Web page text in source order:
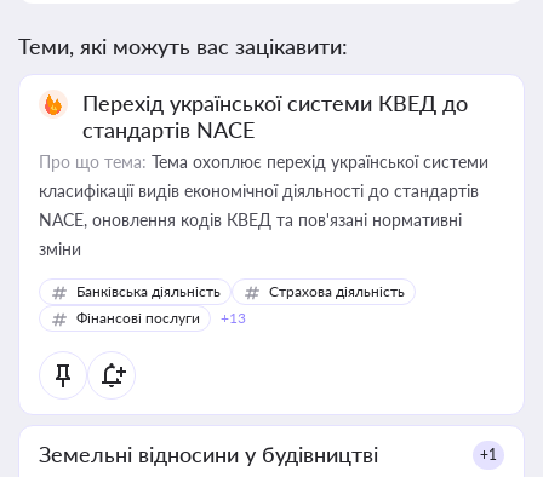
Теми, які можуть вас зацікавити:
Перехід української системи КВЕД до
стандартів NACE
Про що тема: Тема охоплює перехід української системи
класифікації видів економічної діяльності до стандартів
NACE, оновлення кодів КВЕД та пов'язані нормативні
зміни
Банківська діяльність
Страхова діяльність
Фінансові послуги
+13
Земельні відносини у будівництві +1